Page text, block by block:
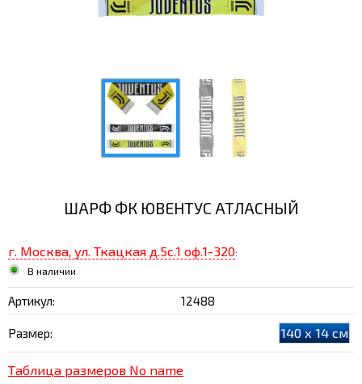
ШАРФ ФК ЮВЕНТУС АТЛАСНЫЙ
г. Москва, ул. Ткацкая д.5с.1 оф.1-320:
В наличии
Артикул: 12488
Размер: 140 х 14 см
Таблица размеров No name